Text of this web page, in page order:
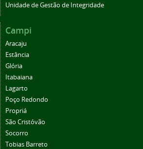
Unidade de Gestão de Integridade
Campi
Aracaju
Estância
Glória
Itabaiana
Lagarto
Poço Redondo
Propriá
São Cristóvão
Socorro
Tobias Barreto